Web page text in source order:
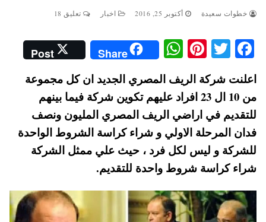
خطوات سعيدة أكتوبر 25, 2016 اخبار تعليق 18
Fa
bo
ok
T
wi
tte
r
Pi
er
es
t
W
ha
ts
A
pp
Share
Post
اعلنت شركة الريف المصري الجديد ان كل مجموعة
من 10 ال 23 افراد عليهم تكوين شركة فيما بينهم
للتقديم في اراضي الريف المصري المليون ونصف
فدان المرحلة الاولي و شراء كراسة الشروط الواحدة
للشركة و ليس لكل فرد ، حيث علي ممثل الشركة
شراء كراسة شروط واحدة للتقديم.